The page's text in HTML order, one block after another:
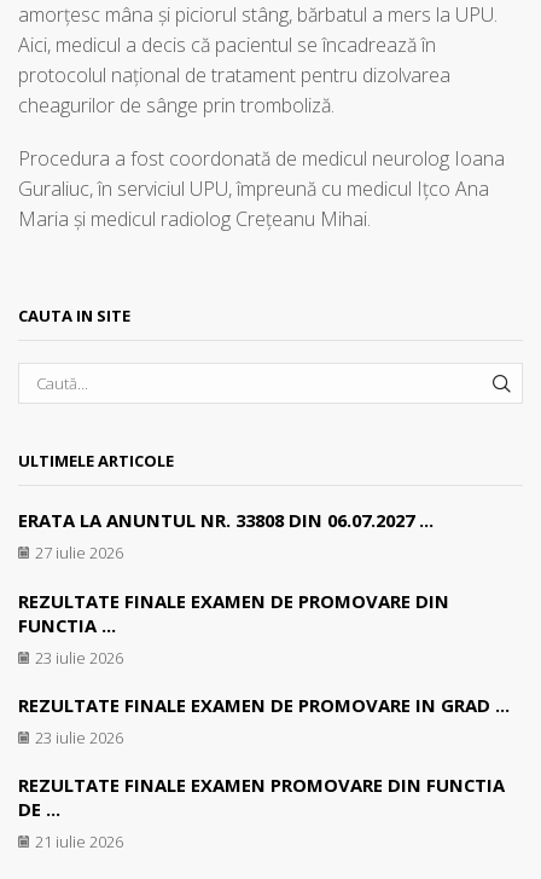
amorţesc mâna şi piciorul stâng, bărbatul a mers la UPU.
Aici, medicul a decis că pacientul se încadrează în
protocolul naţional de tratament pentru dizolvarea
cheagurilor de sânge prin tromboliză.
Procedura a fost coordonată de medicul neurolog Ioana
Guraliuc, în serviciul UPU, împreună cu medicul Ițco Ana
Maria și medicul radiolog Crețeanu Mihai.
CAUTA IN SITE
ULTIMELE ARTICOLE
ERATA LA ANUNTUL NR. 33808 DIN 06.07.2027 ...
27 iulie 2026
REZULTATE FINALE EXAMEN DE PROMOVARE DIN
FUNCTIA ...
23 iulie 2026
REZULTATE FINALE EXAMEN DE PROMOVARE IN GRAD ...
23 iulie 2026
REZULTATE FINALE EXAMEN PROMOVARE DIN FUNCTIA
DE ...
21 iulie 2026